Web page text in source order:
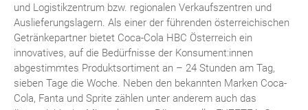
und Logistikzentrum bzw. regionalen Verkaufszentren und
Auslieferungslagern. Als einer der führenden österreichischen
Getränkepartner bietet Coca-Cola HBC Österreich ein
innovatives, auf die Bedürfnisse der Konsument:innen
abgestimmtes Produktsortiment an – 24 Stunden am Tag,
sieben Tage die Woche. Neben den bekannten Marken Coca-
Cola, Fanta und Sprite zählen unter anderem auch das